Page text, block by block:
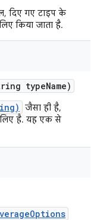
दिए गए टाइप के
किया जाता है.
typeName)
जैसा ही है,
है. यह एक से